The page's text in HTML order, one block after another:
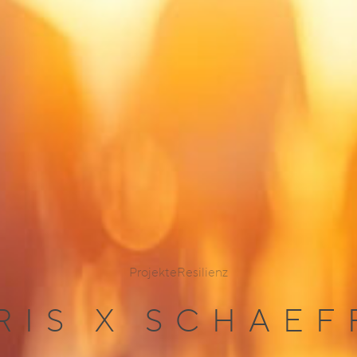
ProjekteResilienz
X